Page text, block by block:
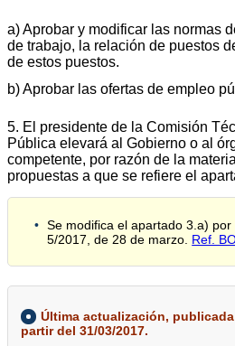
a) Aprobar y modificar las normas
de trabajo, la relación de puestos
de estos puestos.
b) Aprobar las ofertas de empleo
5. El presidente de la Comisión
Pública elevará al Gobierno o al
competente, por razón de la
propuestas a que se refiere el
Se modifica el apartado 3.a)
5/2017, de 28 de marzo. Ref.
Última actualización,
partir del 31/03/2017.